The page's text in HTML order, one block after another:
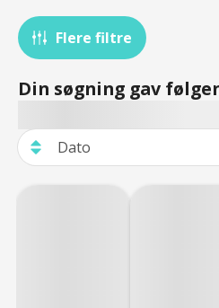
Flere filtre
Din søgning gav